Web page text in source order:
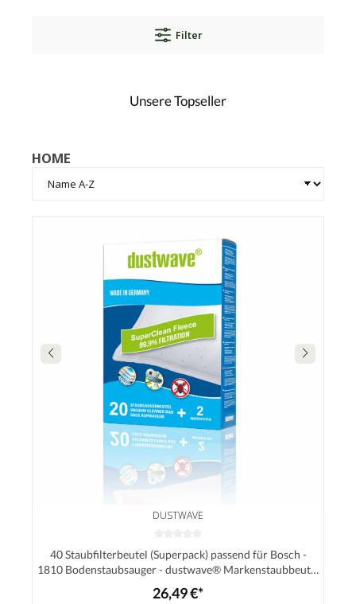
Filter
Unsere Topseller
HOME
DUSTWAVE
40 Staubfilterbeutel (Superpack) passend für Bosch -
1810 Bodenstaubsauger - dustwave® Markenstaubbeutel
- Made in Germany + inkl. Micro-Filter
26,49 €*